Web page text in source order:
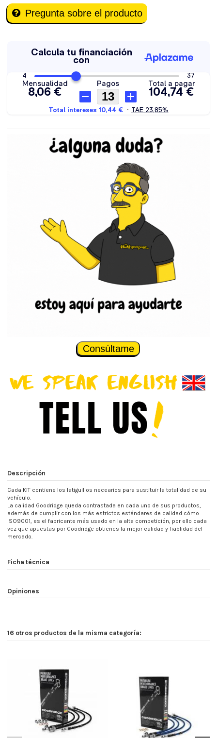
Pregunta sobre el producto
Consúltame
Descripción
Cada KIT contiene los latiguillos necearios para sustituir la totalidad de su
vehículo.
La calidad Goodridge queda contrastada en cada uno de sus productos,
además de cumplir con los más estrictos estándares de calidad cómo
ISO9001, es el fabricante más usado en la alta competición, por ello cada
vez que apuestas por Goodridge obtienes la mejor calidad y fiablidad del
mercado.
Ficha técnica
Opiniones
16 otros productos de la misma categoría: